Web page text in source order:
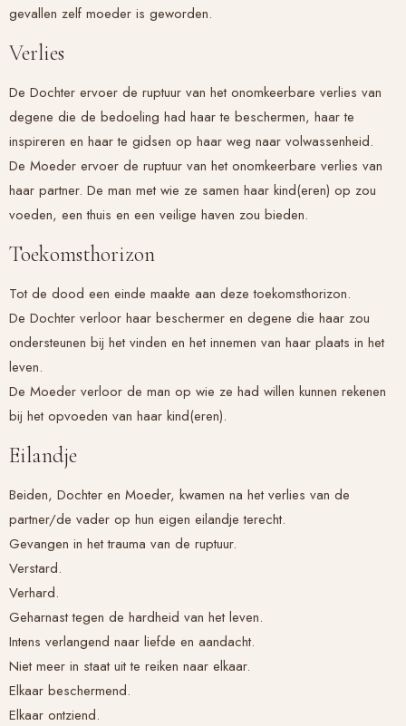
gevallen zelf moeder is geworden.
Verlies
De Dochter ervoer de ruptuur van het onomkeerbare verlies van
degene die de bedoeling had haar te beschermen, haar te
inspireren en haar te gidsen op haar weg naar volwassenheid.
De Moeder ervoer de ruptuur van het onomkeerbare verlies van
haar partner. De man met wie ze samen haar kind(eren) op zou
voeden, een thuis en een veilige haven zou bieden.
Toekomsthorizon
Tot de dood een einde maakte aan deze toekomsthorizon.
De Dochter verloor haar beschermer en degene die haar zou
ondersteunen bij het vinden en het innemen van haar plaats in het
leven.
De Moeder verloor de man op wie ze had willen kunnen rekenen
bij het opvoeden van haar kind(eren).
Eilandje
Beiden, Dochter en Moeder, kwamen na het verlies van de
partner/de vader op hun eigen eilandje terecht.
Gevangen in het trauma van de ruptuur.
Verstard.
Verhard.
Geharnast tegen de hardheid van het leven.
Intens verlangend naar liefde en aandacht.
Niet meer in staat uit te reiken naar elkaar.
Elkaar beschermend.
Elkaar ontziend.